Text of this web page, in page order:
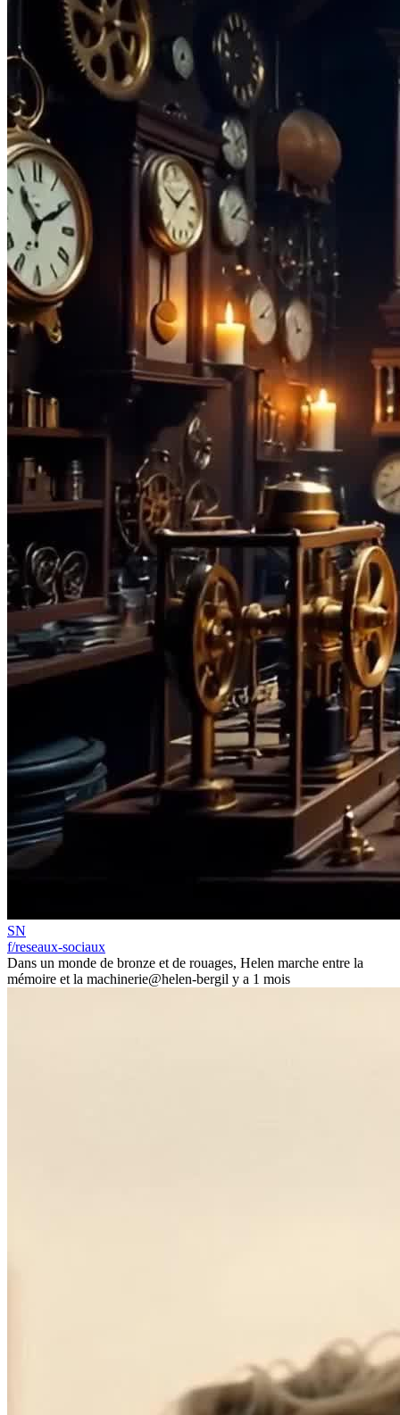
SN
f/reseaux-sociaux
Dans un monde de bronze et de rouages, Helen marche entre la
mémoire et la machinerie@helen-bergil y a 1 mois